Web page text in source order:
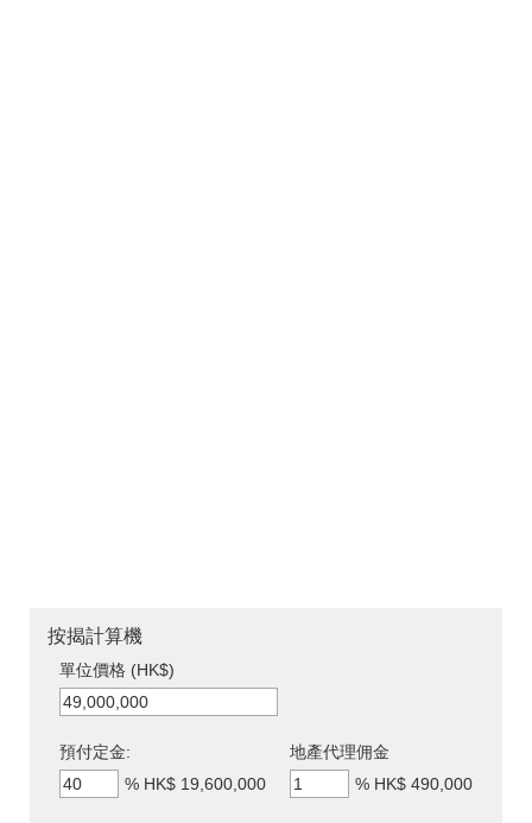
按揭計算機
單位價格 (HK$)
預付定金:
% HK$ 19,600,000
地產代理佣金
% HK$ 490,000